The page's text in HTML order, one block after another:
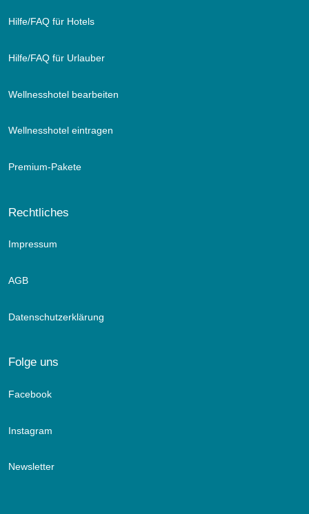
Hilfe/FAQ für Hotels
Hilfe/FAQ für Urlauber
Wellnesshotel bearbeiten
Wellnesshotel eintragen
Premium-Pakete
Rechtliches
Impressum
AGB
Datenschutzerklärung
Folge uns
Facebook
Instagram
Newsletter